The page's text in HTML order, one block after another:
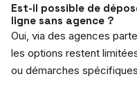
Est-il possible de
ligne sans agence ?
Oui, via des agences
les options restent
ou démarches